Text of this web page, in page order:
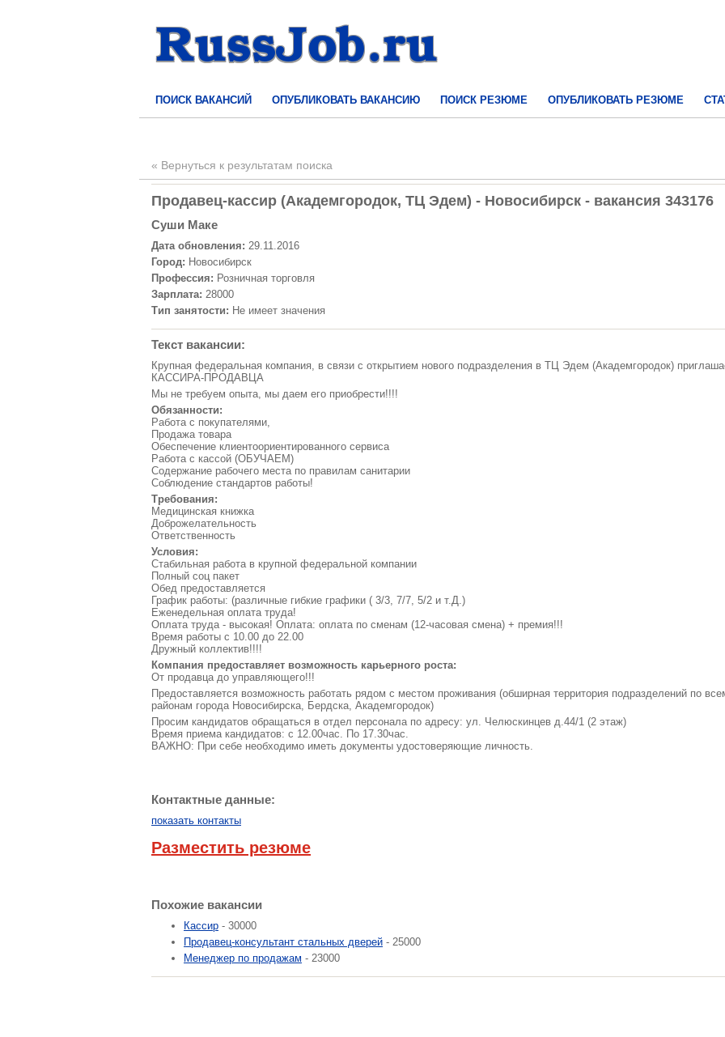
ПОИСК ВАКАНСИЙ ОПУБЛИКОВАТЬ ВАКАНСИЮ ПОИСК РЕЗЮМЕ ОПУБЛИКОВАТЬ РЕЗЮМЕ
« Вернуться к результатам поиска
Продавец-кассир (Академгородок, ТЦ Эдем) - Новосибирск - вакансия 343176
Суши Маке
Дата обновления: 29.11.2016
Город: Новосибирск
Профессия: Розничная торговля
Зарплата: 28000
Тип занятости: Не имеет значения
Текст вакансии:
Крупная федеральная компания, в связи с открытием нового подразделения в ТЦ Эдем (Академгородок)
КАССИРА-ПРОДАВЦА
Мы не требуем опыта, мы даем его приобрести!!!!
Обязанности:
Работа с покупателями,
Продажа товара
Обеспечение клиентоориентированного сервиса
Работа с кассой (ОБУЧАЕМ)
Содержание рабочего места по правилам санитарии
Соблюдение стандартов работы!
Требования:
Медицинская книжка
Доброжелательность
Ответственность
Условия:
Стабильная работа в крупной федеральной компании
Полный соц пакет
Обед предоставляется
График работы: (различные гибкие графики ( 3/3, 7/7, 5/2 и т.Д.)
Еженедельная оплата труда!
Оплата труда - высокая! Оплата: оплата по сменам (12-часовая смена) + премия!!!
Время работы с 10.00 до 22.00
Дружный коллектив!!!!
Компания предоставляет возможность карьерного роста:
От продавца до управляющего!!!
Предоставляется возможность работать рядом с местом проживания (обширная территория подразделений по
районам города Новосибирска, Бердска, Академгородок)
Просим кандидатов обращаться в отдел персонала по адресу: ул. Челюскинцев д.44/1 (2 этаж)
Время приема кандидатов: с 12.00час. По 17.30час.
ВАЖНО: При себе необходимо иметь документы удостоверяющие личность.
Контактные данные:
показать контакты
Разместить резюме
Похожие вакансии
Кассир - 30000
Продавец-консультант стальных дверей - 25000
Менеджер по продажам - 23000